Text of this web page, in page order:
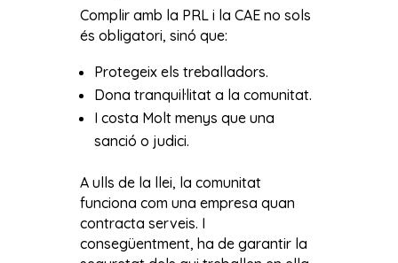
Complir amb la PRL i la CAE no sols
és obligatori, sinó que:
Protegeix els treballadors.
Dona tranquil·litat a la comunitat.
I costa Molt menys que una
sanció o judici.
A ulls de la llei, la comunitat
funciona com una empresa quan
contracta serveis. I
consegüentment, ha de garantir la